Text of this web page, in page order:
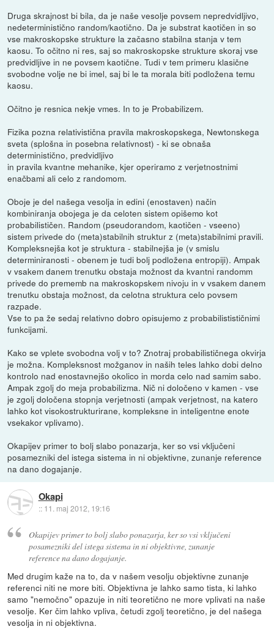
Druga skrajnost bi bila, da je naše vesolje povsem nepredvidljivo,
nedeterministično random/kaotično. Da je substrat kaotičen in so
vse makroskopske strukture la začasno stabilna stanja v tem
kaosu. To očitno ni res, saj so makroskopske strukture skoraj vse
predvidljive in ne povsem kaotične. Tudi v tem primeru klasične
svobodne volje ne bi imel, saj bi le ta morala biti podložena temu
kaosu.
Očitno je resnica nekje vmes. In to je Probabilizem.
Fizika pozna relativistična pravila makroskopskega, Newtonskega
sveta (splošna in posebna relativnost) - ki se obnaša
deterministično, predvidljivo
in pravila kvantne mehanike, kjer operiramo z verjetnostnimi
enačbami ali celo z randomom.
Oboje je del našega vesolja in edini (enostaven) način
kombiniranja obojega je da celoten sistem opišemo kot
probabilističen. Random (pseudorandom, kaotičen - vseeno)
sistem privede do (meta)stabilnih struktur z (meta)stabilnimi pravili.
Kompleksnejša kot je struktura - stabilnejša je (v smislu
determiniranosti - obenem je tudi bolj podložena entropiji). Ampak
v vsakem danem trenutku obstaja možnost da kvantni randomm
privede do prememb na makroskopskem nivoju in v vsakem danem
trenutku obstaja možnost, da celotna struktura celo povsem
razpade.
Vse to pa že sedaj relativno dobro opisujemo z probabilistističnimi
funkcijami.
Kako se vplete svobodna volj v to? Znotraj probabilističnega okvirja
je možna. Kompleksnost možganov in naših teles lahko dobi delno
kontrolo nad enostavnejšo okolico in morda celo nad samim sabo.
Ampak zgolj do meja probabilizma. Nič ni določeno v kamen - vse
je zgolj določena stopnja verjetnosti (ampak verjetnost, na katero
lahko kot visokostrukturirane, kompleksne in inteligentne enote
vsekakor vplivamo).
Okapijev primer to bolj slabo ponazarja, ker so vsi vključeni
posamezniki del istega sistema in ni objektivne, zunanje reference
na dano dogajanje.
Okapi
:: 11. maj 2012, 19:16
Okapijev primer to bolj slabo ponazarja, ker so vsi vključeni
posamezniki del istega sistema in ni objektivne, zunanje
reference na dano dogajanje.
Med drugim kaže na to, da v našem vesolju objektivne zunanje
referenci niti ne more biti. Objektivna je lahko samo tista, ki lahko
samo "nemočno" opazuje in niti teoretično ne more vplivati na naše
vesolje. Ker čim lahko vpliva, četudi zgolj teoretično, je del našega
vesolja in ni objektivna.